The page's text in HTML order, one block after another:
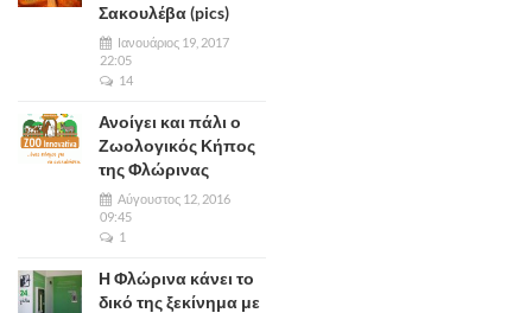
Σακουλέβα (pics)
Ιανουάριος 19, 2017
22:05
14
Ανοίγει και πάλι ο
Ζωολογικός Κήπος
της Φλώρινας
Αύγουστος 12, 2016
09:45
1
Η Φλώρινα κάνει το
δικό της ξεκίνημα με